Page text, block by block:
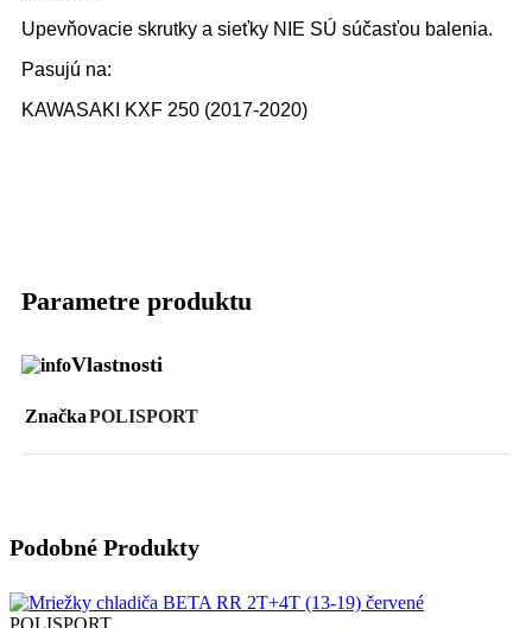
Upevňovacie skrutky a sieťky NIE SÚ súčasťou balenia.
Pasujú na:
KAWASAKI KXF 250 (2017-2020)
Parametre produktu
Vlastnosti
ZnačkaPOLISPORT
Podobné Produkty